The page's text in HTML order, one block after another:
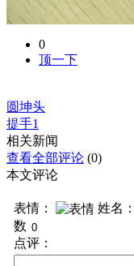
0
顶一下
圆坤头
提手1
相关新闻
查看全部评论 (0)
本文评论
表情： 姓名：
数
点评：